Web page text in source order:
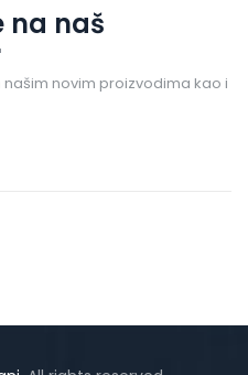
na naš
našim novim proizvodima kao i